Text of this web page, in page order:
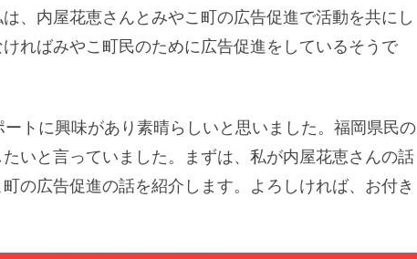
、内屋花恵さんとみやこ町の広告促進で活動を共にし
ればみやこ町民のために広告促進をしているそうで
トに興味があり素晴らしいと思いました。福岡県民の
いと言っていました。まずは、私が内屋花恵さんの話
の広告促進の話を紹介します。よろしければ、お付き